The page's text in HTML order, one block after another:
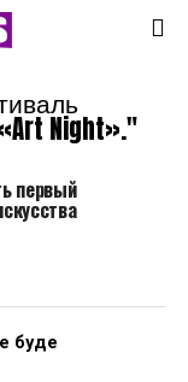
Night»."
первый
буде